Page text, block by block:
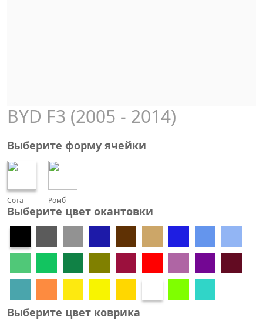
BYD F3 (2005 - 2014)
Выберите форму ячейки
Сота Ромб
Выберите цвет окантовки
Выберите цвет коврика